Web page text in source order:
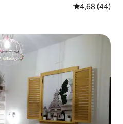
4,68 de uma
4,68 (44)